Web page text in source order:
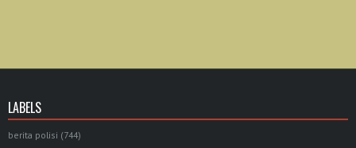
LABELS
berita polisi (744)